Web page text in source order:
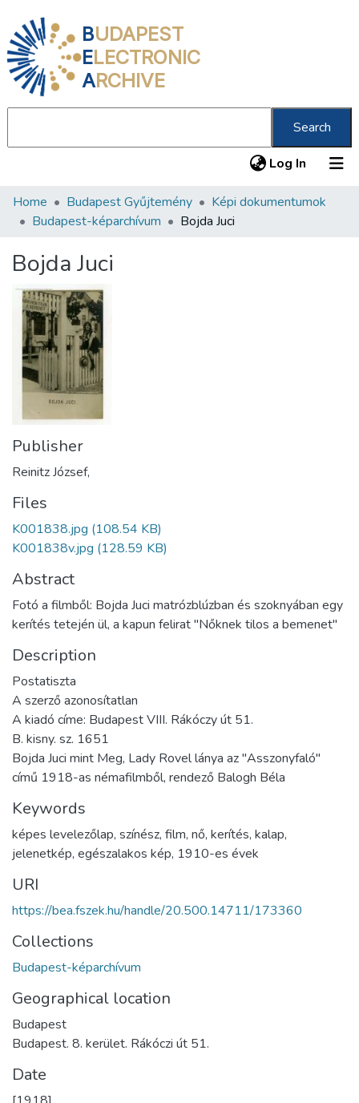
BUDAPEST
ELECTRONIC
ARCHIVE
Search
Log In (current)
Communities & Collections
Statistics
About us
Home Budapest Gyűjtemény
Képi dokumentumok
Budapest-képarchívum
Bojda Juci
Bojda Juci
Publisher
Reinitz József,
Files
K001838.jpg (108.54 KB)
K001838v.jpg (128.59 KB)
Abstract
Fotó a filmből: Bojda Juci matrózblúzban és szoknyában egy
kerítés tetején ül, a kapun felirat "Nőknek tilos a bemenet"
Description
Postatiszta
A szerző azonosítatlan
A kiadó címe: Budapest VIII. Rákóczy út 51.
B. kisny. sz. 1651
Bojda Juci mint Meg, Lady Rovel lánya az "Asszonyfaló"
című 1918-as némafilmből, rendező Balogh Béla
Keywords
képes levelezőlap, színész, film, nő, kerítés, kalap,
jelenetkép, egészalakos kép, 1910-es évek
URI
https://bea.fszek.hu/handle/20.500.14711/173360
Collections
Budapest-képarchívum
Geographical location
Budapest
Budapest. 8. kerület. Rákóczi út 51.
Date